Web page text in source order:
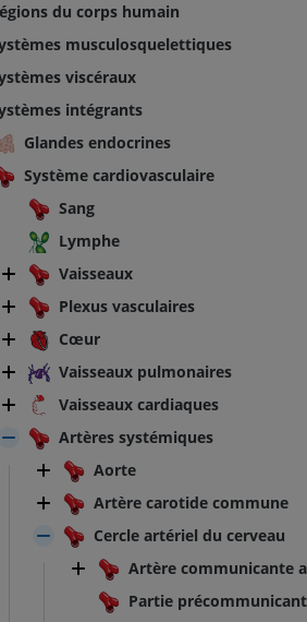
du corps humain
musculosquelettiques
viscéraux
intégrants
Glandes endocrines
Système cardiovasculaire
Sang
Lymphe
Vaisseaux
Plexus vasculaires
Cœur
Vaisseaux pulmonaires
Vaisseaux cardiaques
Artères systémiques
Aorte
Artère carotide commune
Cercle artériel du cerveau
Artère communicante
Partie